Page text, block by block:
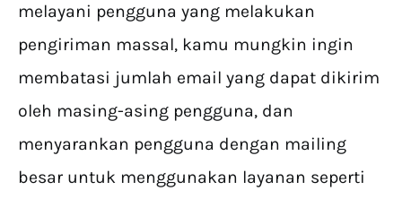
melayani pengguna yang melakukan
pengiriman massal, kamu mungkin ingin
membatasi jumlah email yang dapat dikirim
oleh masing-asing pengguna, dan
menyarankan pengguna dengan mailing
besar untuk menggunakan layanan seperti